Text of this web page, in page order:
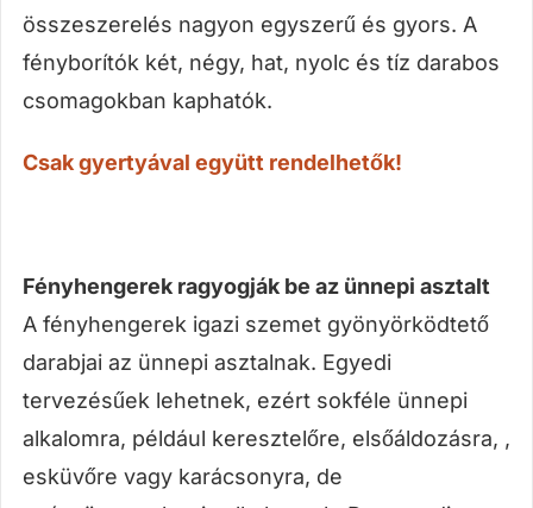
összeszerelés nagyon egyszerű és gyors. A
fényborítók két, négy, hat, nyolc és tíz darabos
csomagokban kaphatók.
Csak gyertyával együtt rendelhetők!
Fényhengerek ragyogják be az ünnepi asztalt
A fényhengerek igazi szemet gyönyörködtető
darabjai az ünnepi asztalnak. Egyedi
tervezésűek lehetnek, ezért sokféle ünnepi
alkalomra, például keresztelőre, elsőáldozásra, ,
esküvőre vagy karácsonyra, de